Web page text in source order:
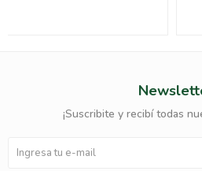
¡Suscribite y recibí todas